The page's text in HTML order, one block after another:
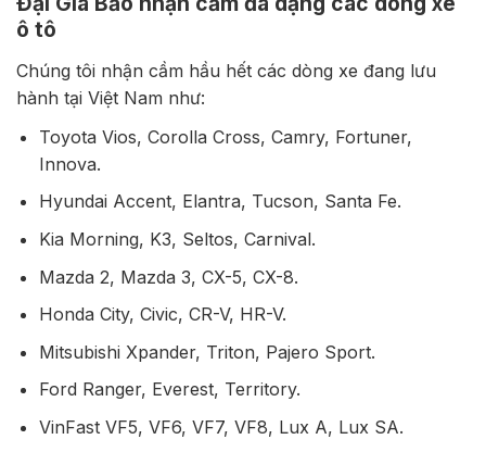
ô tô
Chúng tôi nhận cầm hầu hết các dòng xe đang lưu
hành tại Việt Nam như:
Toyota Vios, Corolla Cross, Camry, Fortuner,
Innova.
Hyundai Accent, Elantra, Tucson, Santa Fe.
Kia Morning, K3, Seltos, Carnival.
Mazda 2, Mazda 3, CX-5, CX-8.
Honda City, Civic, CR-V, HR-V.
Mitsubishi Xpander, Triton, Pajero Sport.
Ford Ranger, Everest, Territory.
VinFast VF5, VF6, VF7, VF8, Lux A, Lux SA.